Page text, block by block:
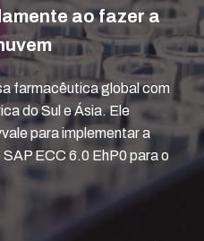
ao fazer a
farmacêutica global com
do Sul e Ásia. Ele
para implementar a
ECC 6.0 EhP0 para o